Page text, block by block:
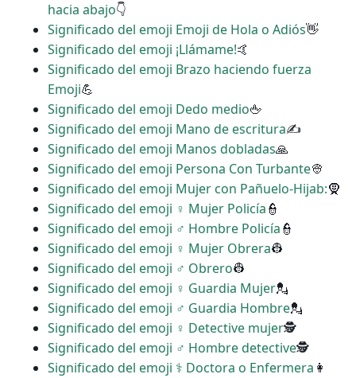
hacia abajo👇
Significado del emoji Emoji de Hola o Adiós👋
Significado del emoji ¡Llámame!🤙
Significado del emoji Brazo haciendo fuerza
Emoji💪
Significado del emoji Dedo medio🖕
Significado del emoji Mano de escritura✍
Significado del emoji Manos dobladas🙏
Significado del emoji Persona Con Turbante👳
Significado del emoji Mujer con Pañuelo-Hijab:🧕
Significado del emoji ‍♀️ Mujer Policía👮
Significado del emoji ‍♂️ Hombre Policía👮
Significado del emoji ♀ Mujer Obrera👷
Significado del emoji ♂ Obrero👷
Significado del emoji ♀ Guardia Mujer💂
Significado del emoji ♂ Guardia Hombre💂
Significado del emoji ️‍♀️ Detective mujer🕵
Significado del emoji ♂ Hombre detective🕵
Significado del emoji ‍⚕️ Doctora o Enfermera 👩